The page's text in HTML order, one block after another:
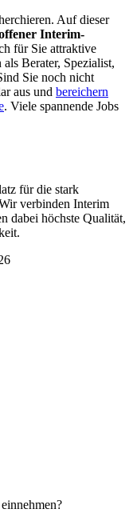
Auf dieser
Interim-
für Sie attraktive
Berater, Spezialist,
Sie noch nicht
aus und bereichern
. Viele spannende Jobs
für die stark
verbinden Interim
dabei höchste Qualität,